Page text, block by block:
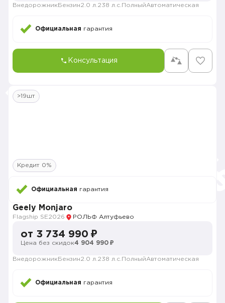
Внедорожник Бензин2.0 л. 238 л.с. ПолныйАвтоматическая
Официальная гарантия
Консультация
>19шт
Кредит 0%
Официальная гарантия
Geely Monjaro
Flagship SE2026 РОЛЬФ Алтуфьево
от 3 734 990 ₽
Цена без скидок4 904 990 ₽
Внедорожник Бензин2.0 л. 238 л.с. ПолныйАвтоматическая
Официальная гарантия